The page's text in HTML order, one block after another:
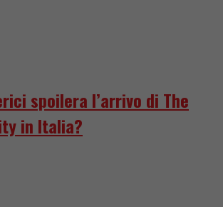
spoilera l’arrivo di The
in Italia?